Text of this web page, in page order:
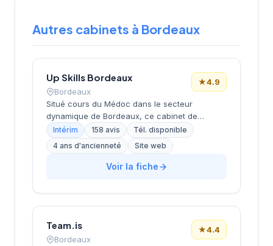
Autres cabinets à Bordeaux
Up Skills Bordeaux
Bordeaux
★4.9
Situé cours du Médoc dans le secteur
dynamique de Bordeaux, ce cabinet de
recrutement développe son activité de conseil
en ressources humaines sur la métropole
bordelaise. La structure bénéficie d'une
excellente réputation client avec une note de
proposer ses services de recrutement aux
entreprises locales.
Intérim 158 avis
Tél. disponible
4 ans d'ancienneté
Site web
Voir la fiche
Team.is
Bordeaux
★4.4